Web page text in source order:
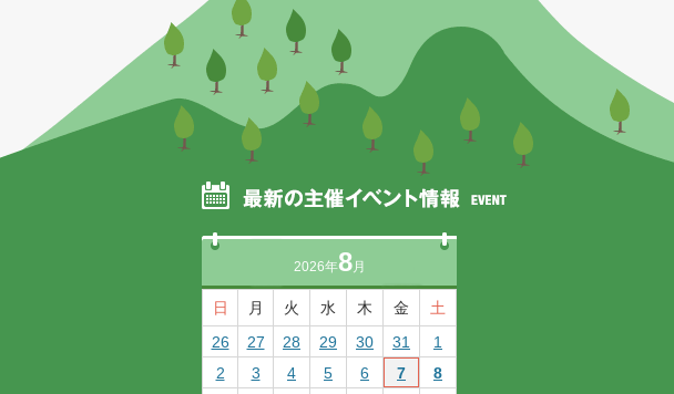
2026年8月
日 月 火 水 木 金
土
26
27 28 29 30 31
1
2
3 4 5 6 7
8